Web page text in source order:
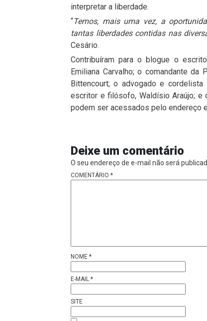
interpretar a liberdade.
“Temos, mais uma vez, a
tantas liberdades contidas nas
Cesário.
Contribuíram para o blogue o
Emiliana Carvalho; o comandante
Bittencourt; o advogado e
escritor e filósofo, Waldísio Araújo;
podem ser acessados pelo endereço
Deixe um comentário
O seu endereço de e-mail não será
COMENTÁRIO *
NOME *
E-MAIL *
SITE